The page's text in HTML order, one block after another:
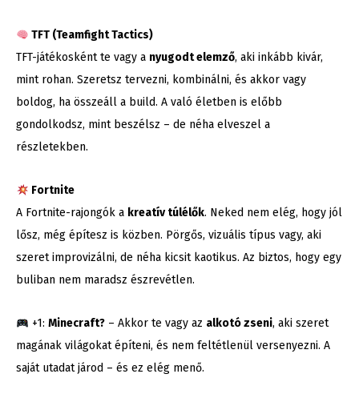
TFT (Teamfight Tactics)
TFT-játékosként te vagy a nyugodt elemző, aki inkább kivár,
mint rohan. Szeretsz tervezni, kombinálni, és akkor vagy
boldog, ha összeáll a build. A való életben is előbb
gondolkodsz, mint beszélsz – de néha elveszel a
részletekben.
Fortnite
A Fortnite-rajongók a kreatív túlélők. Neked nem elég, hogy jól
lősz, még építesz is közben. Pörgős, vizuális típus vagy, aki
szeret improvizálni, de néha kicsit kaotikus. Az biztos, hogy egy
buliban nem maradsz észrevétlen.
+1: Minecraft?– Akkor te vagy az alkotó zseni, aki szeret
magának világokat építeni, és nem feltétlenül versenyezni. A
saját utadat járod – és ez elég menő.